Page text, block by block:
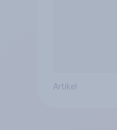
Artikel